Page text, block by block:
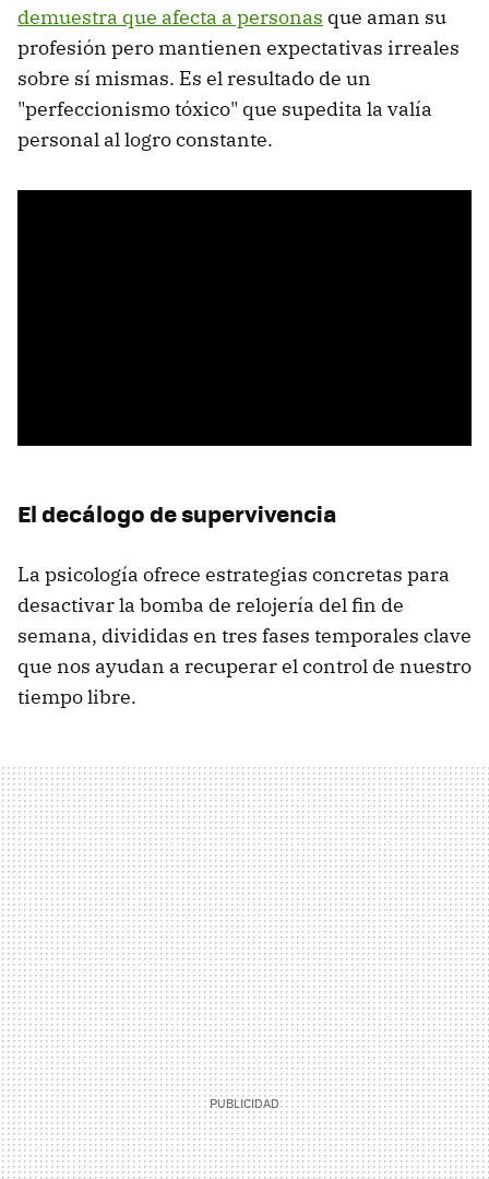
demuestra que afecta a personas que aman su
profesión pero mantienen expectativas irreales
sobre sí mismas. Es el resultado de un
"perfeccionismo tóxico" que supedita la valía
personal al logro constante.
El decálogo de supervivencia
La psicología ofrece estrategias concretas para
desactivar la bomba de relojería del fin de
semana, divididas en tres fases temporales clave
que nos ayudan a recuperar el control de nuestro
tiempo libre.